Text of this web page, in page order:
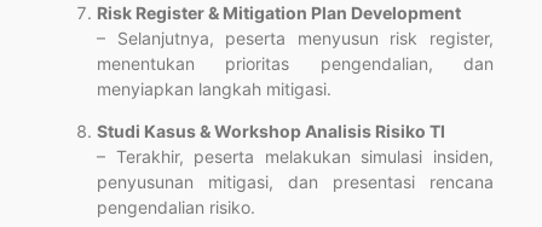
Risk Register & Mitigation Plan Development
– Selanjutnya, peserta menyusun risk register,
menentukan prioritas pengendalian, dan
menyiapkan langkah mitigasi.
Studi Kasus & Workshop Analisis Risiko TI
– Terakhir, peserta melakukan simulasi insiden,
penyusunan mitigasi, dan presentasi rencana
pengendalian risiko.